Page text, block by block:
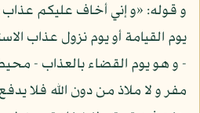
و قوله: «و إني أخاف عليكم
يوم القيامة أو يوم نزول عذاب
- و هو يوم القضاء بالعذاب -
مفر و لا ملاذ من دون الله فلا